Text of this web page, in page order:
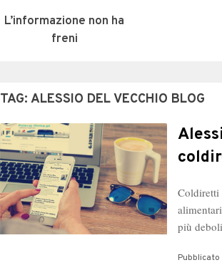
L’informazione non ha
freni
TAG: ALESSIO DEL VECCHIO BLOG
Coldiretti
più
Pubblicato